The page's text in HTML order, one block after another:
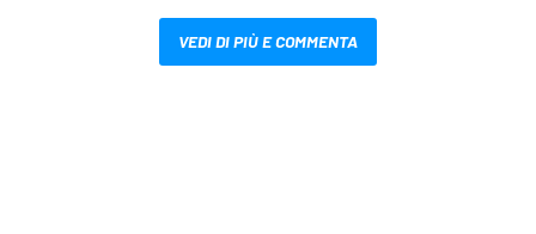
VEDI DI PIÙ E COMMENTA